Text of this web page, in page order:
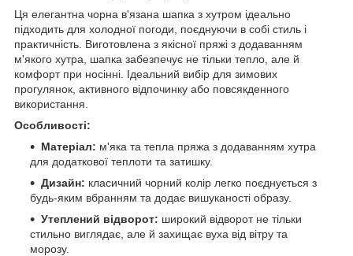
Ця елегантна чорна в'язана шапка з хутром ідеально
підходить для холодної погоди, поєднуючи в собі стиль і
практичність. Виготовлена з якісної пряжі з додаванням
м'якого хутра, шапка забезпечує не тільки тепло, але й
комфорт при носінні. Ідеальний вибір для зимових
прогулянок, активного відпочинку або повсякденного
використання.
Особливості:
Матеріал: м'яка та тепла пряжа з додаванням хутра
для додаткової теплоти та затишку.
Дизайн: класичний чорний колір легко поєднується з
будь-яким вбранням та додає вишуканості образу.
Утеплений відворот: широкий відворот не тільки
стильно виглядає, але й захищає вуха від вітру та
морозу.